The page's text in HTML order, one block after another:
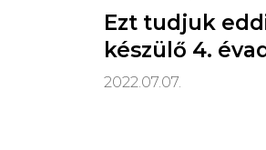
Ezt tudjuk
készülő 4.
2022.07.07.